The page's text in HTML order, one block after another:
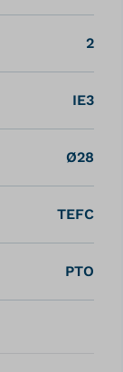
2
IE3
Ø28
TEFC
PTO